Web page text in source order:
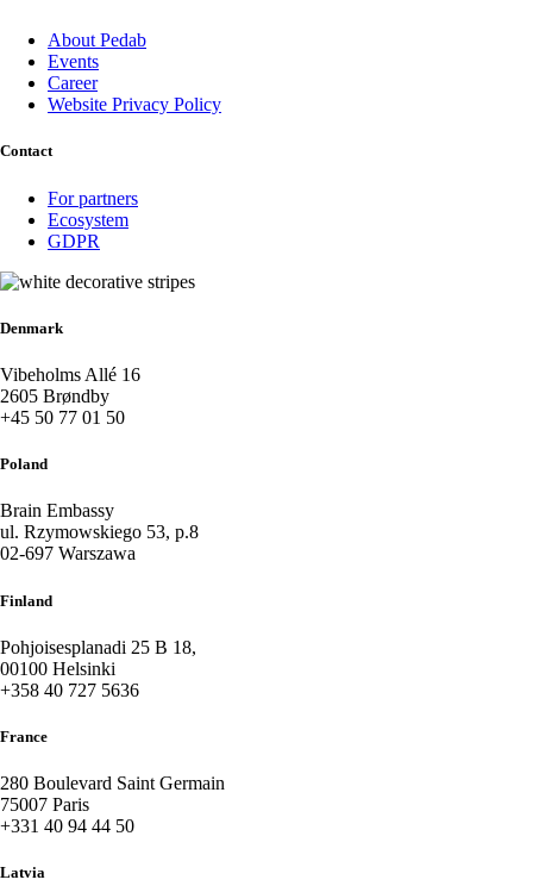
About Pedab
Events
Career
Website Privacy Policy
Contact
For partners
Ecosystem
GDPR
Denmark
Vibeholms Allé 16
2605 Brøndby
+45 50 77 01 50
Poland
Brain Embassy
ul. Rzymowskiego 53, p.8
02-697 Warszawa
Finland
Pohjoisesplanadi 25 B 18,
00100 Helsinki
+358 40 727 5636
France
280 Boulevard Saint Germain
75007 Paris
+331 40 94 44 50
Latvia